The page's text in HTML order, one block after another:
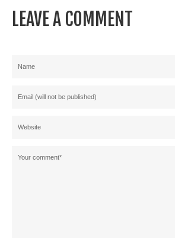
LEAVE A COMMENT